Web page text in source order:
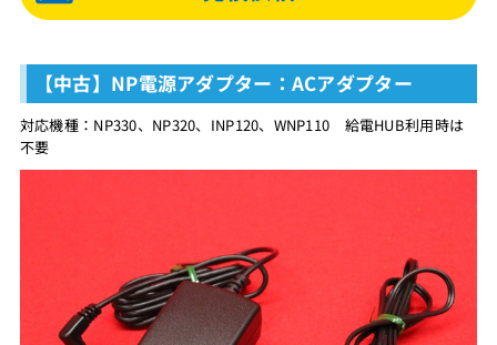
【中古】NP電源アダプター：ACアダプター
対応機種：NP330、NP320、INP120、WNP110 給電HUB利用時は
不要